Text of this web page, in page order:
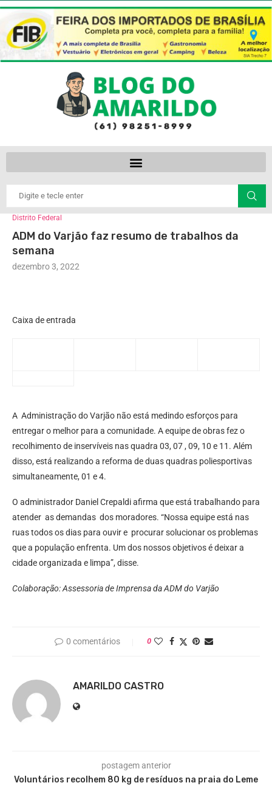
Distrito Federal
ADM do Varjão faz resumo de trabalhos da
semana
dezembro 3, 2022
Caixa de entrada
A Administração do Varjão não está medindo esforços para
entregar o melhor para a comunidade. A equipe de obras fez o
recolhimento de inservíveis nas quadra 03, 07 , 09, 10 e 11. Além
disso, está realizando a reforma de duas quadras poliesportivas
simultaneamente, 01 e 4.
O administrador Daniel Crepaldi afirma que está trabalhando para
atender as demandas dos moradores. “Nossa equipe está nas
ruas todos os dias para ouvir e procurar solucionar os problemas
que a população enfrenta. Um dos nossos objetivos é deixar a
cidade organizada e limpa”, disse.
Colaboração: Assessoria de Imprensa da ADM do Varjão
0 comentários 0
AMARILDO CASTRO
postagem anterior
Voluntários recolhem 80 kg de resíduos na praia do Leme